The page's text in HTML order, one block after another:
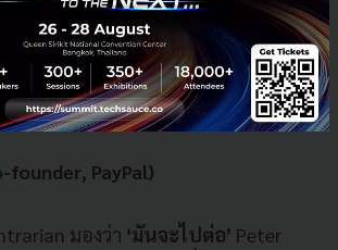
ละชิป Nvidia ก็ขายดีเป็นเทน้ำเทท่า‘ผม
การณ์ไหนที่ความสามารถของ
งขึ้นมาแล้วซอฟต์แวร์จะไม่ตามไปใช้
PayPal)
มองว่า ‘มันจะไปต่อ’ Peter